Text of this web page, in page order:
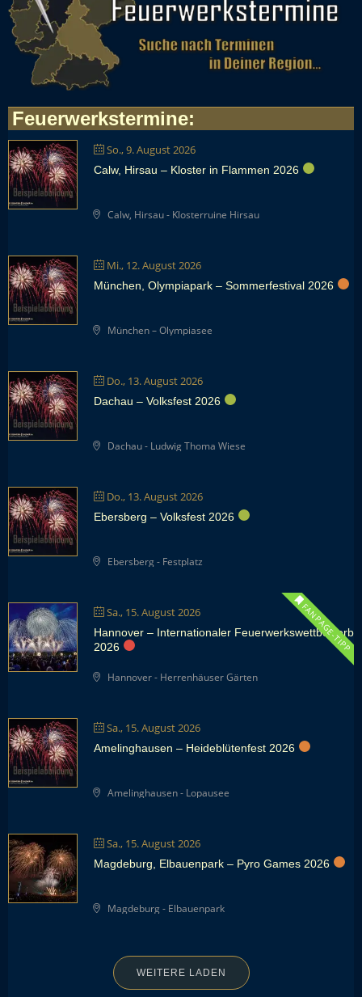
Feuerwerkstermine:
So., 9. August 2026
Calw, Hirsau – Kloster in Flammen 2026
Calw, Hirsau - Klosterruine Hirsau
Mi., 12. August 2026
München, Olympiapark – Sommerfestival 2026
München – Olympiasee
Do., 13. August 2026
Dachau – Volksfest 2026
Dachau - Ludwig Thoma Wiese
Do., 13. August 2026
Ebersberg – Volksfest 2026
Ebersberg - Festplatz
Sa., 15. August 2026 FANPAGE-TIPP
Hannover – Internationaler Feuerwerkswettbewerb
2026
Hannover - Herrenhäuser Gärten
Sa., 15. August 2026
Amelinghausen – Heideblütenfest 2026
Amelinghausen - Lopausee
Sa., 15. August 2026
Magdeburg, Elbauenpark – Pyro Games 2026
Magdeburg - Elbauenpark
WEITERE LADEN